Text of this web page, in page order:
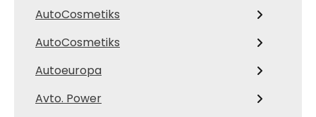
AutoCosmetiks
AutoCosmetiks
Autoeuropa
Avto. Power